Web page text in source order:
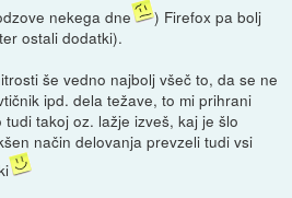
nekega dne
) Firefox pa bolj
ostali dodatki).
še vedno najbolj všeč to, da se ne
ipd. dela težave, to mi prihrani
takoj oz. lažje izveš, kaj je šlo
način delovanja prevzeli tudi vsi